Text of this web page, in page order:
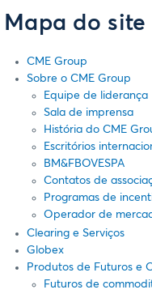
Mapa do site
CME Group
Sobre o CME Group
Equipe de liderança
Sala de imprensa
História do CME
Escritórios
BM&FBOVESPA
Contatos de
Programas de
Operador de
Clearing e Serviços
Globex
Produtos de Futuros e
Futuros de